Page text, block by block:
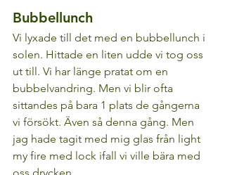
Bubbellunch
Vi lyxade till det med en bubbellunch i
solen. Hittade en liten udde vi tog oss
ut till. Vi har länge pratat om en
bubbelvandring. Men vi blir ofta
sittandes på bara 1 plats de gångerna
vi försökt. Även så denna gång. Men
jag hade tagit med mig glas från light
my fire med lock ifall vi ville bära med
oss drycken.